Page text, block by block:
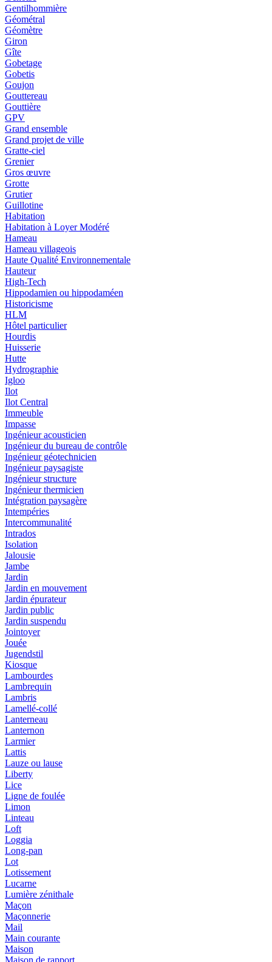
Gentilhommière
Géométral
Géomètre
Giron
Gîte
Gobetage
Gobetis
Goujon
Gouttereau
Gouttière
GPV
Grand ensemble
Grand projet de ville
Gratte-ciel
Grenier
Gros œuvre
Grotte
Grutier
Guillotine
Habitation
Habitation à Loyer Modéré
Hameau
Hameau villageois
Haute Qualité Environnementale
Hauteur
High-Tech
Hippodamien ou hippodaméen
Historicisme
HLM
Hôtel particulier
Hourdis
Huisserie
Hutte
Hydrographie
Igloo
Ilot
Ilot Central
Immeuble
Impasse
Ingénieur acousticien
Ingénieur du bureau de contrôle
Ingénieur géotechnicien
Ingénieur paysagiste
Ingénieur structure
Ingénieur thermicien
Intégration paysagère
Intempéries
Intercommunalité
Intrados
Isolation
Jalousie
Jambe
Jardin
Jardin en mouvement
Jardin épurateur
Jardin public
Jardin suspendu
Jointoyer
Jouée
Jugendstil
Kiosque
Lambourdes
Lambrequin
Lambris
Lamellé-collé
Lanterneau
Lanternon
Larmier
Lattis
Lauze ou lause
Liberty
Lice
Ligne de foulée
Limon
Linteau
Loft
Loggia
Long-pan
Lot
Lotissement
Lucarne
Lumière zénithale
Maçon
Maçonnerie
Mail
Main courante
Maison